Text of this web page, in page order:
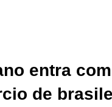
entra
de